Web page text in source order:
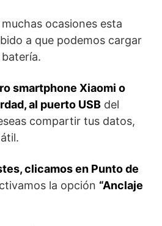
ocasiones esta
a que podemos cargar
smartphone Xiaomi o
al puerto USB del
compartir tus datos,
clicamos en Punto de
la opción “Anclaje